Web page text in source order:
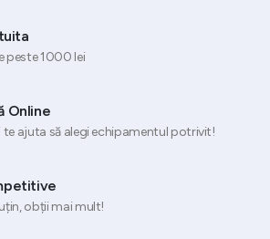
peste 1000 lei
Online
te ajuta să alegi echipamentul potrivit!
obții mai mult!